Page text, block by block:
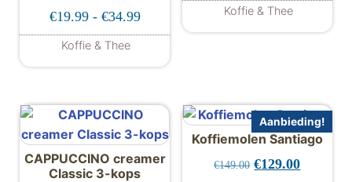
€19.99 - €34.99Prijsklasse: €19.99 tot €34.99
Koffie & Thee
Dit product heeft meerdere variaties.
Koffie & Thee
CAPPUCCINO creamer
Classic 3-kops
Aanbieding!
Koffiemolen Santiago
€149.00 Oorspronkelijke
€129.00Huidige